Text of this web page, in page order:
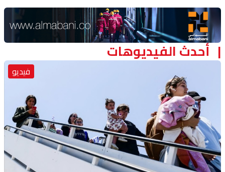
Advertisement Section
أحدث الفيديوهات
فيديو